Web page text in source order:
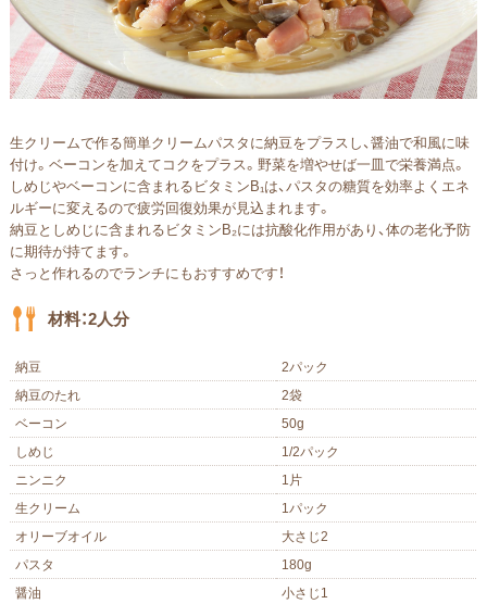
生クリームで作る簡単クリームパスタに納豆をプラスし、醤油で和風に味
付け。ベーコンを加えてコクをプラス。野菜を増やせば一皿で栄養満点。
しめじやベーコンに含まれるビタミンB₁は、パスタの糖質を効率よくエネ
ルギーに変えるので疲労回復効果が見込まれます。
納豆としめじに含まれるビタミンB₂には抗酸化作用があり、体の老化予防
に期待が持てます。
さっと作れるのでランチにもおすすめです！
材料：2人分
納豆
2パック
納豆のたれ
2袋
ベーコン
50g
しめじ
1/2パック
ニンニク
1片
生クリーム
1パック
オリーブオイル
大さじ2
パスタ
180g
醤油
小さじ1